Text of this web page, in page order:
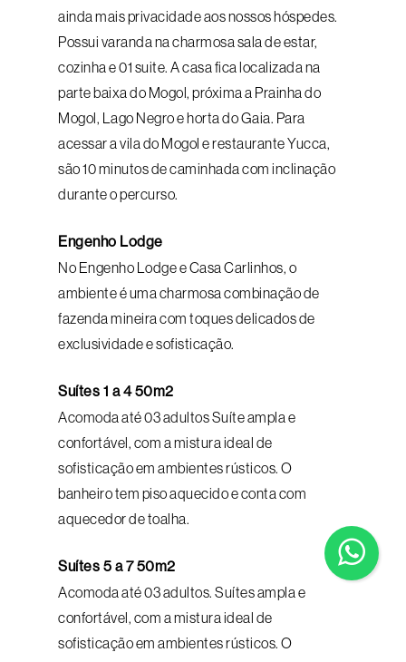
ainda mais privacidade aos nossos hóspedes.
Possui varanda na charmosa sala de estar,
cozinha e 01 suite. A casa fica localizada na
parte baixa do Mogol, próxima a Prainha do
Mogol, Lago Negro e horta do Gaia. Para
acessar a vila do Mogol e restaurante Yucca,
são 10 minutos de caminhada com inclinação
durante o percurso.
Engenho Lodge
No Engenho Lodge e Casa Carlinhos, o
ambiente é uma charmosa combinação de
fazenda mineira com toques delicados de
exclusividade e sofisticação.
Suítes 1 a 4 50m2
Acomoda até 03 adultos Suíte ampla e
confortável, com a mistura ideal de
sofisticação em ambientes rústicos. O
banheiro tem piso aquecido e conta com
aquecedor de toalha.
Suítes 5 a 7 50m2
Acomoda até 03 adultos. Suítes ampla e
confortável, com a mistura ideal de
sofisticação em ambientes rústicos. O